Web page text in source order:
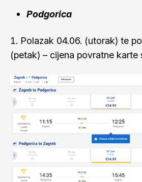
Podgorica
Polazak 04.06. (utorak) te
(petak) – cijena povratne